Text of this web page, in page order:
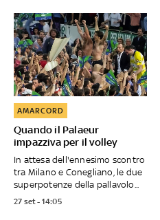
Quando il Palaeur
impazziva per il volley
AMARCORD
In attesa dell'ennesimo scontro
tra Milano e Conegliano, le due
superpotenze della pallavolo...
27 set - 14:05